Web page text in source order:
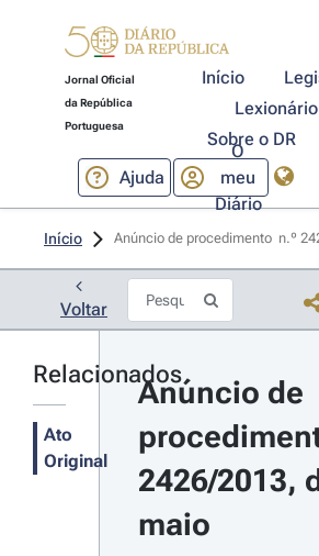
Jornal Oficial
da República
Portuguesa
Início
Lexionário
Sobre o DR
Ajuda
O
meu
Diário
Início Anúncio de procedimento  n.º
Voltar
Relacionados
Ato
Original
Anúncio de
2426/2013,
maio